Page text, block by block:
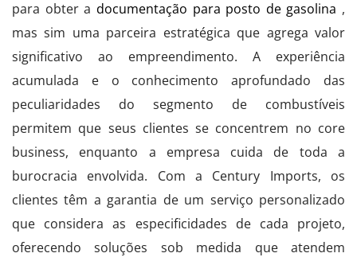
para obter a documentação para posto de gasolina ,
mas sim uma parceira estratégica que agrega valor
significativo ao empreendimento. A experiência
acumulada e o conhecimento aprofundado das
peculiaridades do segmento de combustíveis
permitem que seus clientes se concentrem no core
business, enquanto a empresa cuida de toda a
burocracia envolvida. Com a Century Imports, os
clientes têm a garantia de um serviço personalizado
que considera as especificidades de cada projeto,
oferecendo soluções sob medida que atendem